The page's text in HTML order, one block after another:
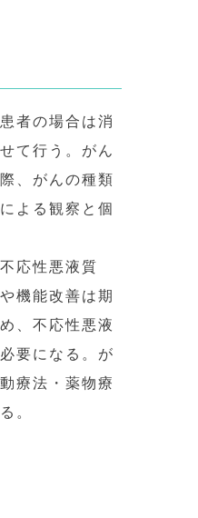
者の場合は消
て行う。がん
、がんの種類
よる観察と個
応性悪液質
機能改善は期
、不応性悪液
要になる。が
療法・薬物療
。